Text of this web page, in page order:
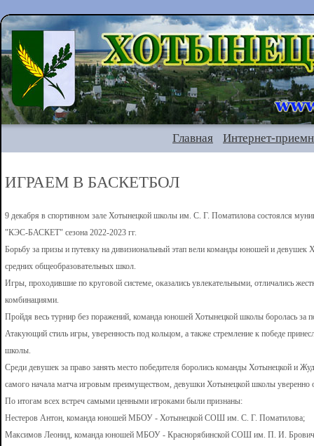
Главная Интернет-
ИГРАЕМ В БАСКЕТБОЛ
9 декабря в спортивном зале Хотынецкой школы им. С. Г. Поматилова состоялся
"КЭС-БАСКЕТ" сезона 2022-2023 гг.
Борьбу за призы и путевку на дивизиональный этап вели команды юношей и девушек
средних общеобразовательных школ.
Игры, проходившие по круговой системе, оказались увлекательными, отличались
комбинациями.
Пройдя весь турнир без поражений, команда юношей Хотынецкой школы боролась за
Атакующий стиль игры, уверенность под кольцом, а также стремление к победе
школы.
Среди девушек за право занять место победителя боролись команды Хотынецкой и
самого начала матча игровым преимуществом, девушки Хотынецкой школы уверенно
По итогам всех встреч самыми ценными игроками были признаны:
Нестеров Антон, команда юношей МБОУ - Хотынецкой СОШ им. С. Г. Поматилова;
Максимов Леонид, команда юношей МБОУ - Краснорябинской СОШ им. П. И.